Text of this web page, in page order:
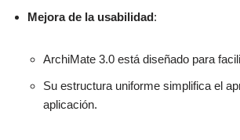
Mejora de la usabilidad:
ArchiMate 3.0 está diseñado para
Su estructura uniforme simplifica el
aplicación.